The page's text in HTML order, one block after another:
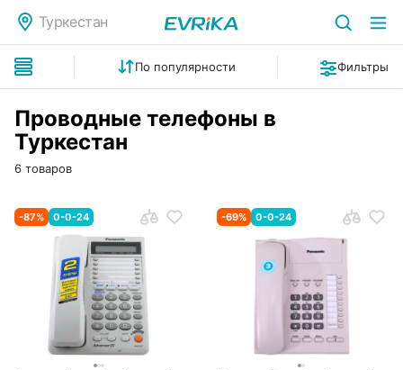
Туркестан
По популярности Фильтры
Проводные телефоны в
Туркестан
6 товаров
-87% 0-0-24 -69% 0-0-24